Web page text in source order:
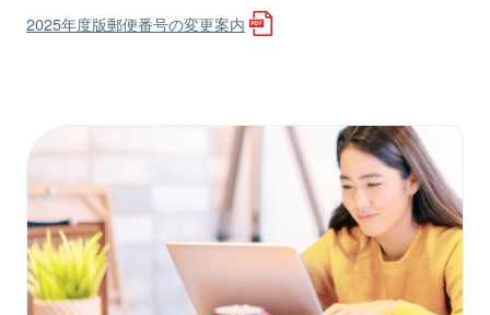
2025年度版郵便番号の変更案内